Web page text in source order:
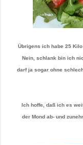
Übrigens ich habe 25
Nein, schlank bin ich
darf ja sogar ohne
Ich hoffe, daß ich es
der Mond ab- und